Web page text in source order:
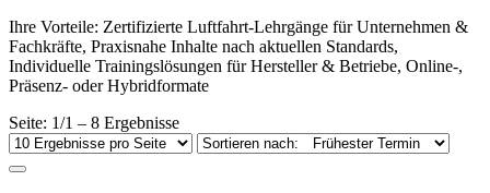
Ihre Vorteile: Zertifizierte Luftfahrt-Lehrgänge für Unternehmen &
Fachkräfte, Praxisnahe Inhalte nach aktuellen Standards,
Individuelle Trainingslösungen für Hersteller & Betriebe, Online-,
Präsenz- oder Hybridformate
Seite: 1/1 – 8 Ergebnisse